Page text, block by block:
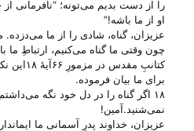
را از دست بدیم می‌‌تونه؛ “نافرمانی
او از ما باشه!”
عزیزان، گناه، شادی را از ما می‌‌دزده.
چون وقتی ما گناه می‌‌کنیم، ارتباطِ ما
کتانبِ
برای ما بیان فرموده.
۱۸ اگر گناه را در دل خود نگه
نمی‌شنید.آمین!
عزیزان، خداوند پدرِ آسمانی ما